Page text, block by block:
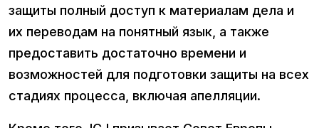
защиты полный доступ к материалам дела и
их переводам на понятный язык, а также
предоставить достаточно времени и
возможностей для подготовки защиты на всех
стадиях процесса, включая апелляции.